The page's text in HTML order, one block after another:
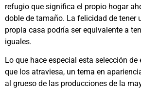
refugio que significa el propio hogar
doble de tamaño. La felicidad de tener
propia casa podría ser equivalente a
iguales.
Lo que hace especial esta selección de
que los atraviesa, un tema en
al grueso de las producciones de la